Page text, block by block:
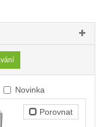
Novinka
Porovnat